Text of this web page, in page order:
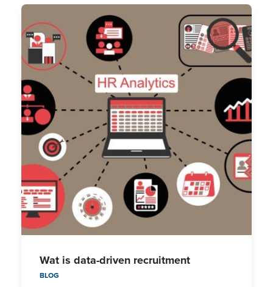
Wat is data-driven recruitment
BLOG